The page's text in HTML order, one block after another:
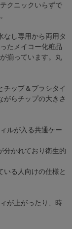
クニックいらずで
なし専用から両用タ
たメイコー化粧品
揃っています。丸
チップ＆ブラシタイ
がらチップの大きさ
ルが入る共通ケー
分かれており衛生的
いる人向けの仕様と
が上がったり、時